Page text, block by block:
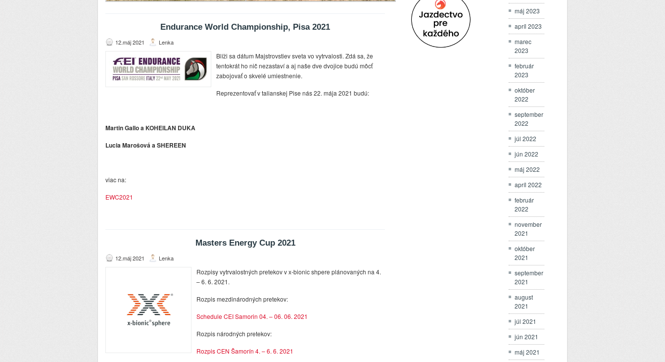
Endurance World Championship, Pisa 2021
12.máj 2021 Lenka
Blíži sa dátum Majstrovstiev sveta vo vytrvalosti. Zdá sa, že
tentokrát ho nič nezastaví a aj naše dve dvojice budú môcť
zabojovať o skvelé umiestnenie.
Reprezentovať v talianskej Pise nás 22. mája 2021 budú:
Martin Gallo a KOHEILAN DUKA
Lucia Marošová a SHEREEN
viac na:
EWC2021
Masters Energy Cup 2021
12.máj 2021 Lenka
Rozpisy vytrvalostných pretekov v x-bionic shpere plánovaných na 4.
– 6. 6. 2021.
Rozpis mezdinárodných pretekov:
Schedule CEI Samorin 04. – 06. 06. 2021
Rozpis národných pretekov:
Rozpis CEN Šamorín 4. – 6. 6. 2021
máj 2023
apríl 2023
marec
2023
február
2023
október
2022
september
2022
júl 2022
jún 2022
máj 2022
apríl 2022
február
2022
november
2021
október
2021
september
2021
august
2021
júl 2021
jún 2021
máj 2021